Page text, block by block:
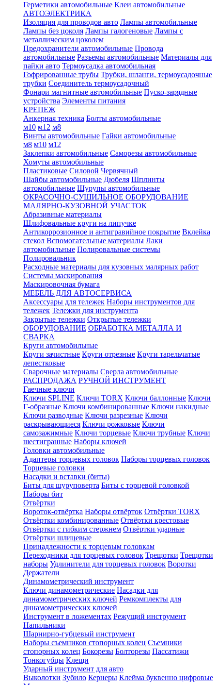
Герметики автомобильные Клеи автомобильные
АВТОЭЛЕКТРИКА
Изоляция для проводов авто Лампы автомобильные
Лампы без цоколя Лампы галогеновые Лампы с
металлическим цоколем
Предохранители автомобильные Провода
автомобильные Разъемы автомобильные Материалы для
пайки авто Термоусадка автомобильная
Гофрированные трубы Трубки, шланги, термоусадочные
трубки Соединитель термоусадочный
Фонари магнитные автомобильные Пуско-зарядные
устройства Элементы питания
КРЕПЕЖ
Анкерная техника Болты автомобильные
м10 м12 м8
Винты автомобильные Гайки автомобильные
м8 м10 м12
Заклепки автомобильные Саморезы автомобильные
Хомуты автомобильные
Пластиковые Силовой Червячный
Шайбы автомобильные Дюбеля Шплинты
автомобильные Шурупы автомобильные
ОКРАСОЧНО-СУШИЛЬНОЕ ОБОРУДОВАНИЕ
МАЛЯРНО-КУЗОВНОЙ УЧАСТОК
Абразивные материалы
Шлифовальные круги на липучке
Антикоррозионное и антигравийное покрытие Вклейка
стекол Вспомогательные материалы Лаки
автомобильные Полировальные системы
Полировальник
Расходные материалы для кузовных малярных работ
Системы маскирования
Маскировочная бумага
МЕБЕЛЬ ДЛЯ АВТОСЕРВИСА
Аксессуары для тележек Наборы инструментов для
тележек Тележки для инструмента
Закрытые тележки Открытые тележки
ОБОРУДОВАНИЕ ОБРАБОТКА МЕТАЛЛА И
СВАРКА
Круги автомобильные
Круги зачистные Круги отрезные Круги тарельчатые
лепестковые
Сварочные материалы Сверла автомобильные
РАСПРОДАЖА РУЧНОЙ ИНСТРУМЕНТ
Гаечные ключи
Ключи SPLINE Ключи TORX Ключи баллонные Ключи
Г-образные Ключи комбинированные Ключи накидные
Ключи разводные Ключи разрезные Ключи
раскрывающиеся Ключи рожковые Ключи
самозажимные Ключи торцевые Ключи трубные Ключи
шестигранные Наборы ключей
Головки автомобильные
Адаптеры торцевых головок Наборы торцевых головок
Торцевые головки
Насадки и вставки (биты)
Биты для шуруповерта Биты с торцевой головкой
Наборы бит
Отвёртки
Вороток-отвёртка Наборы отвёрток Отвёртки TORX
Отвёртки комбинированные Отвёртки крестовые
Отвёртки с гибким стержнем Отвёртки ударные
Отвёртки шлицевые
Принадлежности к торцевым головкам
Переходники для торцевых головок Трещотки Трещотки
наборы Удлинители для торцевых головок Воротки
Держатели
Динамометрический инструмент
Ключи динамометрические Насадки для
динамометрических ключей Ремкомплекты для
динамометрических ключей
Инструмент в ложементах Режущий инструмент
Напильники
Шарнирно-губцевый инструмент
Наборы съемников стопорных колец Съемники
стопорных колец Бокорезы Болторезы Пассатижи
Тонкогубцы Клещи
Ударный инструмент для авто
Выколотки Зубило Кернеры Клейма буквенно цифровые